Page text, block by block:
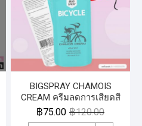
BIGSPRAY CHAMOIS
CREAM ครีมลดการเสียดสี
และการระคายเคือง แรไอเท
มสำหรับนักปั่น ซอง 20 มล.
฿120.00
฿75.00